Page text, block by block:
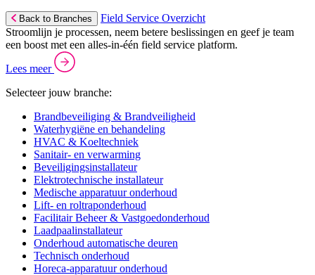
Back to Branches
Field Service Overzicht
Stroomlijn je processen, neem betere beslissingen en geef je team
een boost met een alles-in-één field service platform.
Lees meer
Selecteer jouw branche:
Brandbeveiliging & Brandveiligheid
Waterhygiëne en behandeling
HVAC & Koeltechniek
Sanitair- en verwarming
Beveiligingsinstallateur
Elektrotechnische installateur
Medische apparatuur onderhoud
Lift- en roltraponderhoud
Facilitair Beheer & Vastgoedonderhoud
Laadpaalinstallateur
Onderhoud automatische deuren
Technisch onderhoud
Horeca-apparatuur onderhoud